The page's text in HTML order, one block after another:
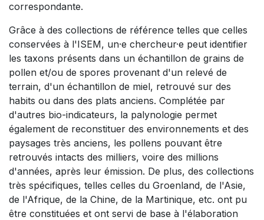
correspondante.
Grâce à des collections de référence telles que celles
conservées à l'ISEM, un·e chercheur·e peut identifier
les taxons présents dans un échantillon de grains de
pollen et/ou de spores provenant d'un relevé de
terrain, d'un échantillon de miel, retrouvé sur des
habits ou dans des plats anciens. Complétée par
d'autres bio-indicateurs, la palynologie permet
également de reconstituer des environnements et des
paysages très anciens, les pollens pouvant être
retrouvés intacts des milliers, voire des millions
d'années, après leur émission. De plus, des collections
très spécifiques, telles celles du Groenland, de l'Asie,
de l'Afrique, de la Chine, de la Martinique, etc. ont pu
être constituées et ont servi de base à l'élaboration